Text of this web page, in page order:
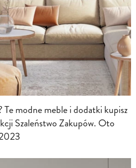
Te modne meble i dodatki kupisz
Szaleństwo Zakupów. Oto